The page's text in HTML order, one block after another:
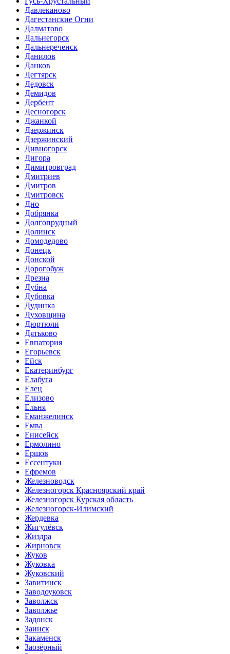
Давлеканово
Дагестанские Огни
Далматово
Дальнегорск
Дальнереченск
Данилов
Данков
Дегтярск
Дедовск
Демидов
Дербент
Десногорск
Джанкой
Дзержинск
Дзержинский
Дивногорск
Дигора
Димитровград
Дмитриев
Дмитров
Дмитровск
Дно
Добрянка
Долгопрудный
Долинск
Домодедово
Донецк
Донской
Дорогобуж
Дрезна
Дубна
Дубовка
Дудинка
Духовщина
Дюртюли
Дятьково
Евпатория
Егорьевск
Ейск
Екатеринбург
Елабуга
Елец
Елизово
Ельня
Еманжелинск
Емва
Енисейск
Ермолино
Ершов
Ессентуки
Ефремов
Железноводск
Железногорск Красноярский край
Железногорск Курская область
Железногорск-Илимский
Жердевка
Жигулёвск
Жиздра
Жирновск
Жуков
Жуковка
Жуковский
Завитинск
Заводоуковск
Заволжск
Заволжье
Задонск
Заинск
Закаменск
Заозёрный